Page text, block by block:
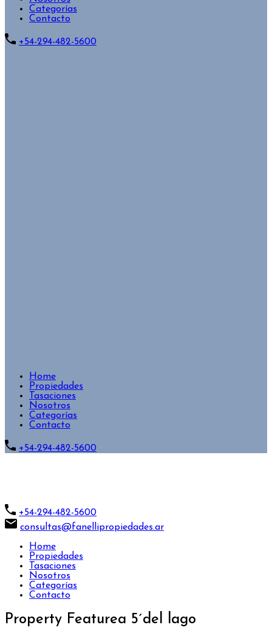
Categorías
Contacto
+54-294-482-5600
Home
Propiedades
Tasaciones
Nosotros
Categorías
Contacto
+54-294-482-5600
+54-294-482-5600
consultas@fanellipropiedades.ar
Home
Propiedades
Tasaciones
Nosotros
Categorías
Contacto
Property Featurea 5´del lago